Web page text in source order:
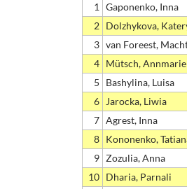
1
Gaponenko, Inna
2 Dolzhykova,
3 van Foreest,
4 Mütsch, Annmarie
5
Bashylina, Luisa
6
Jarocka, Liwia
7 Agrest, Inna
8 Kononenko,
9 Zozulia, Anna
10 Dharia, Parnali